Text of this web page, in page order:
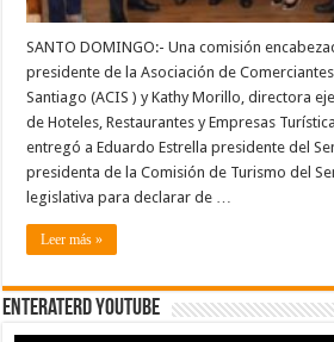
SANTO DOMINGO:- Una comisión
presidente de la Asociación de
Santiago (ACIS ) y Kathy Morillo, directora
de Hoteles, Restaurantes y Empresas
entregó a Eduardo Estrella presidente del
presidenta de la Comisión de Turismo del
legislativa para declarar de …
Leer más »
EnterateRD YOUTUBE